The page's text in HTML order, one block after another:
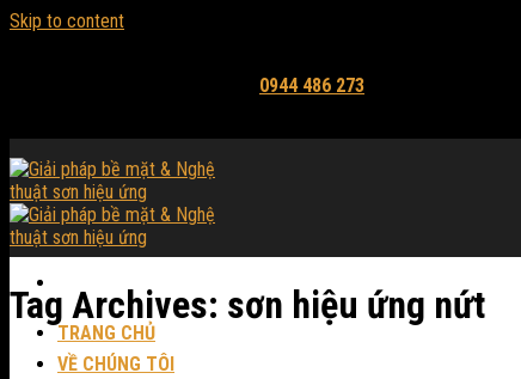
Skip to content
0944 486 273
TRANG CHỦ
VỀ CHÚNG TÔI
Tag Archives: sơn hiệu ứng nứt